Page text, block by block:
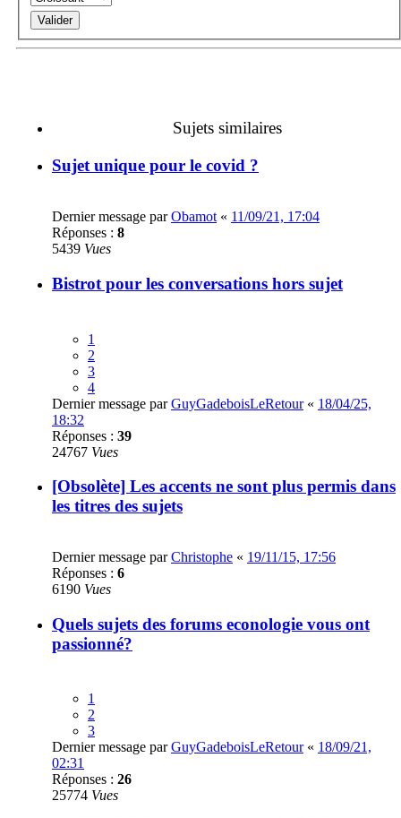
Sujets similaires
Sujet unique pour le covid ?
Dernier message parObamot « 11/09/21, 17:04
Réponses : 8
5439 Vues
Bistrot pour les conversations hors sujet
1
2
3
4
Dernier message parGuyGadeboisLeRetour« 18/04/25,
18:32
Réponses : 39
24767 Vues
[Obsolète] Les accents ne sont plus permis dans
les titres des sujets
Dernier message parChristophe « 19/11/15, 17:56
Réponses : 6
6190 Vues
Quels sujets des forums econologie vous ont
passionné?
1
2
3
Dernier message parGuyGadeboisLeRetour« 18/09/21,
02:31
Réponses : 26
25774 Vues